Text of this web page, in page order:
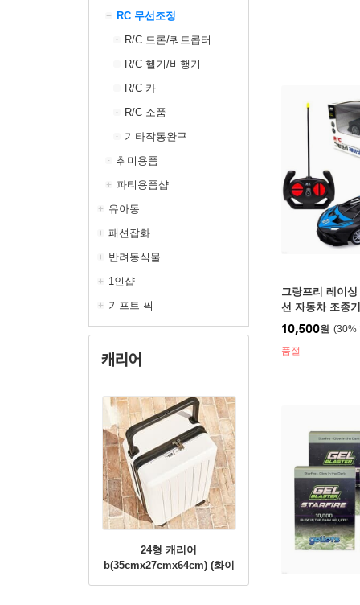
RC 무선조정
R/C 드론/쿼트콥터
R/C 헬기/비행기
R/C 카
R/C 소품
기타작동완구
취미용품
파티용품샵
유아동
패션잡화
반려동식물
1인샵
기프트 픽
캐리어
24형 캐리어
b(35cmx27cmx64cm) (화이
그랑프리 레이
선 자동차 조종
30%
10,500원
품절